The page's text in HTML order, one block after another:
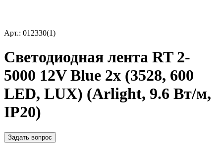
Арт.: 012330(1)
Светодиодная лента RT 2-
5000 12V Blue 2x (3528, 600
LED, LUX) (Arlight, 9.6 Вт/м,
IP20)
Задать вопрос